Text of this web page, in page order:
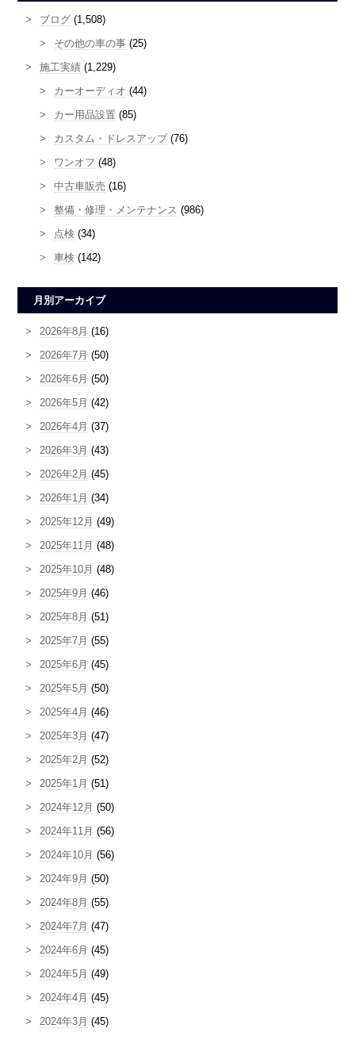
ブログ (1,508)
その他の車の事 (25)
施工実績 (1,229)
カーオーディオ (44)
カー用品設置 (85)
カスタム・ドレスアップ(76)
ワンオフ (48)
中古車販売 (16)
整備・修理・メンテナンス (986)
点検 (34)
車検 (142)
月別アーカイブ
2026年8月 (16)
2026年7月 (50)
2026年6月 (50)
2026年5月 (42)
2026年4月 (37)
2026年3月 (43)
2026年2月 (45)
2026年1月 (34)
2025年12月 (49)
2025年11月 (48)
2025年10月 (48)
2025年9月 (46)
2025年8月 (51)
2025年7月 (55)
2025年6月 (45)
2025年5月 (50)
2025年4月 (46)
2025年3月 (47)
2025年2月 (52)
2025年1月 (51)
2024年12月 (50)
2024年11月 (56)
2024年10月 (56)
2024年9月 (50)
2024年8月 (55)
2024年7月 (47)
2024年6月 (45)
2024年5月 (49)
2024年4月 (45)
2024年3月 (45)